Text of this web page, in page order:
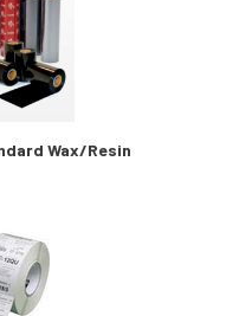
Wax/Resin